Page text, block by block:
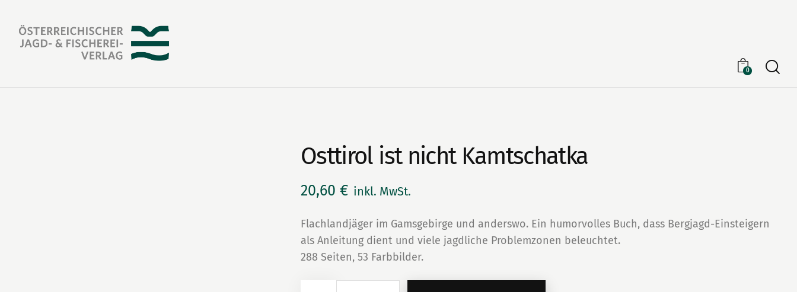
0
Osttirol ist nicht Kamtschatka
20,60€ inkl. MwSt.
Flachlandjäger im Gamsgebirge und anderswo. Ein humorvolles Buch, dass Bergjagd-Einsteigern
als Anleitung dient und viele jagdliche Problemzonen beleuchtet.
288 Seiten, 53 Farbbilder.